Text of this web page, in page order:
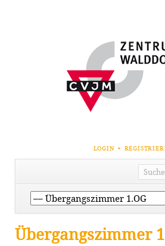
NAVIGATION
ÜBERSPRINGEN
LOGIN
Navigation
überspringen
Übergangszimmer